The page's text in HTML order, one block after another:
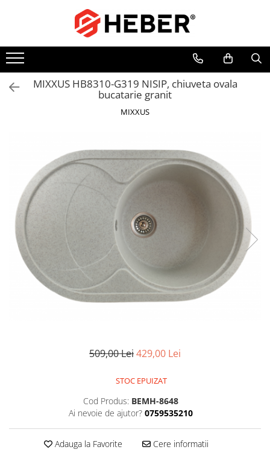
Toate Produsele
Mixere cu bol
Aer conditionat
Pompe submersibile nisip
Pompe apa de suprafata
Motopompe
Hidrofoare
Hidrofor cu pompa submersibila
Pompe de stropit
Pompe de stropit electrice
Pompe de stropit manuale
Atomizoare
Zdrobitoare struguri, fructe si
Dezumidificatoare
MIXXUS HB8310-G319 NISIP, chiuveta ovala
bucatarie granit
MIXXUS
509,00 Lei429,00 Lei
STOC EPUIZAT
Cod Produs: BEMH-8648
Ai nevoie de ajutor? 0759535210
Adauga la Favorite Cere informatii